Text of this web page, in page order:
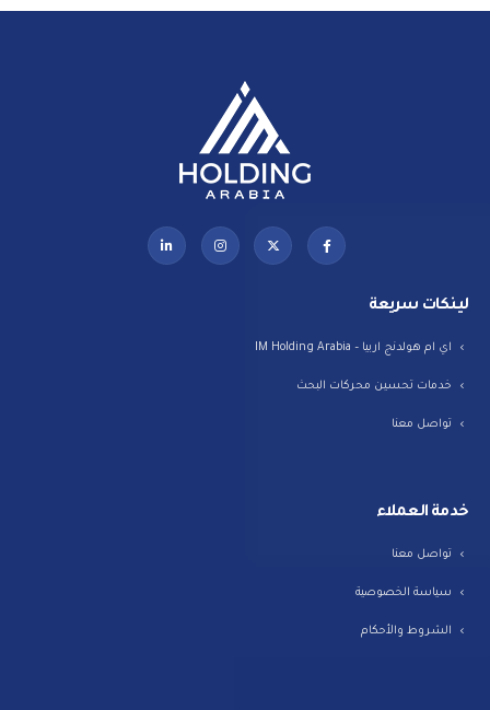
لينكات سريعة
اي ام هولدنج اربيا – IM Holding Arabia
خدمات تحسين محركات البحث
تواصل معنا
خدمة العملاء
تواصل معنا
سياسة الخصوصية
الشروط والأحكام